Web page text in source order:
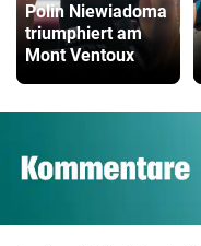
Polin Niewiadoma
triumphiert am
Mont Ventoux